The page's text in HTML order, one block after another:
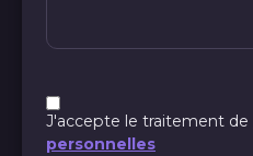
J'accepte le traitement de
personnelles